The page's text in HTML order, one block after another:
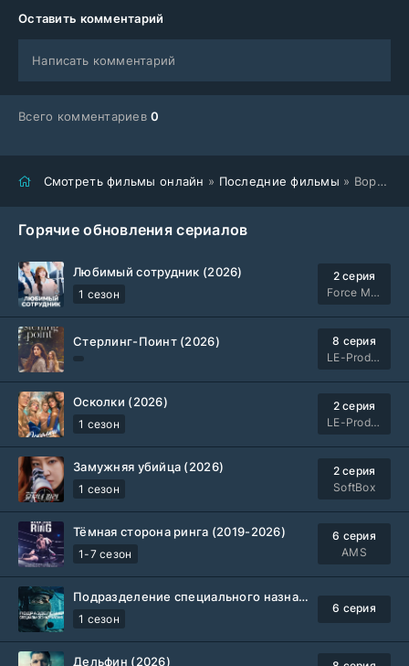
Оставить комментарий
Написать комментарий
Всего комментариев0
Смотреть фильмы онлайн » Последние фильмы » Ворота (2026)
Горячие обновления сериалов
Любимый сотрудник (2026)
1 сезон
2 серия
Force Media
Стерлинг-Поинт (2026)
8 серия
LE-Production
Осколки (2026)
1 сезон
2 серия
LE-Production
Замужняя убийца (2026)
1 сезон
2 серия
SoftBox
Тёмная сторона ринга (2019-2026)
1-7 сезон
6 серия
AMS
Подразделение специального назначения (2026)
1 сезон
6 серия
Дельфин (2026)